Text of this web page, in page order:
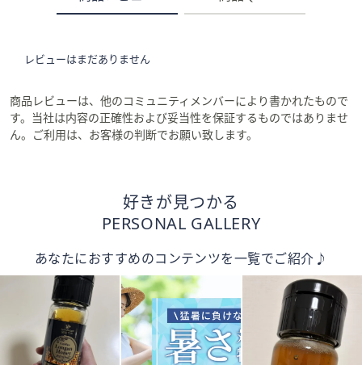
レビューはまだありません
商品レビューは、他のコミュニティメンバーにより書かれたもので
す。当社は内容の正確性および妥当性を保証するものではありませ
ん。ご利用は、お客様の判断でお願い致します。
好きが見つかる
PERSONAL GALLERY
あなたにおすすめのコンテンツを一覧でご紹介♪